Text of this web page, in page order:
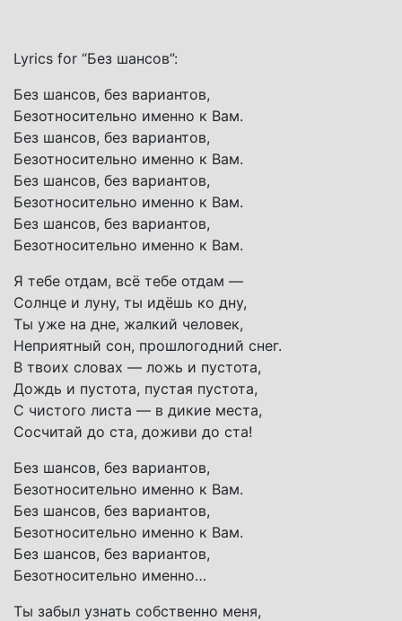
Lyrics for “Без шансов”:
Без шансов, без вариантов,
Безотносительно именно к Вам.
Без шансов, без вариантов,
Безотносительно именно к Вам.
Без шансов, без вариантов,
Безотносительно именно к Вам.
Без шансов, без вариантов,
Безотносительно именно к Вам.
Я тебе отдам, всё тебе отдам —
Солнце и луну, ты идёшь ко дну,
Ты уже на дне, жалкий человек,
Неприятный сон, прошлогодний снег.
В твоих словах — ложь и пустота,
Дождь и пустота, пустая пустота,
С чистого листа — в дикие места,
Сосчитай до ста, доживи до ста!
Без шансов, без вариантов,
Безотносительно именно к Вам.
Без шансов, без вариантов,
Безотносительно именно к Вам.
Без шансов, без вариантов,
Безотносительно именно…
Ты забыл узнать собственно меня,